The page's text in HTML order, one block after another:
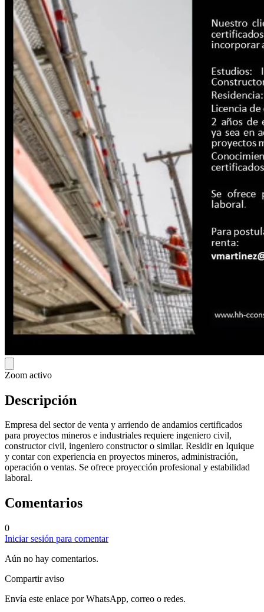
Zoom activo
Descripción
Empresa del sector de venta y arriendo de andamios certificados
para proyectos mineros e industriales requiere ingeniero civil,
constructor civil, ingeniero constructor o similar. Residir en Iquique
y contar con experiencia en proyectos mineros, administración,
operación o ventas. Se ofrece proyección profesional y estabilidad
laboral.
Comentarios
0
Iniciar sesión para comentar
Aún no hay comentarios.
Compartir aviso
Envía este enlace por WhatsApp, correo o redes.